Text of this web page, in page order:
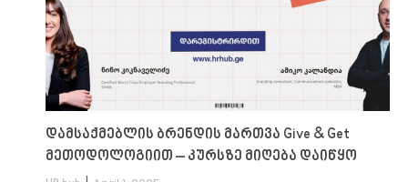
დამსაქმებლის ბრენდის მართვა Give & Get
მეთოდოლოგიით – კურსზე მიღება დაიწყო
|